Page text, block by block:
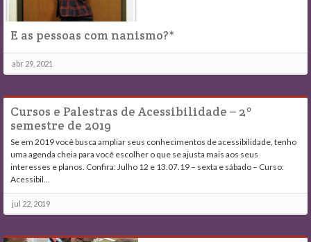
E as pessoas com nanismo?*
abr 29, 2021
Cursos e Palestras de Acessibilidade – 2º
semestre de 2019
Se em 2019 você busca ampliar seus conhecimentos de acessibilidade, tenho
uma agenda cheia para você escolher o que se ajusta mais aos seus
interesses e planos. Confira: Julho 12 e 13.07.19 – sexta e sábado – Curso:
Acessibil...
jul 22, 2019